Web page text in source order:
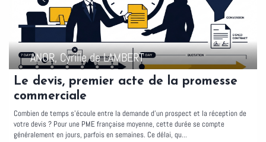
ANOR, Cyrille de LAMBERT
Le devis, premier acte de la promesse
commerciale
Combien de temps s'écoule entre la demande d'un prospect et la réception de
votre devis ? Pour une PME française moyenne, cette durée se compte
généralement en jours, parfois en semaines. Ce délai, qu...